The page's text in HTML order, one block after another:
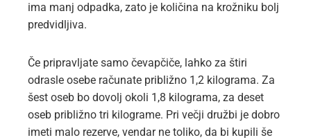
ima manj odpadka, zato je količina na krožniku bolj
predvidljiva.
Če pripravljate samo čevapčiče, lahko za štiri
odrasle osebe računate približno 1,2 kilograma. Za
šest oseb bo dovolj okoli 1,8 kilograma, za deset
oseb približno tri kilograme. Pri večji družbi je dobro
imeti malo rezerve, vendar ne toliko, da bi kupili še